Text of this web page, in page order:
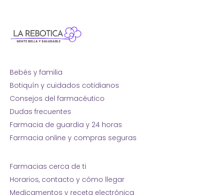
Bebés y familia
Botiquín y cuidados cotidianos
Consejos del farmacéutico
Dudas frecuentes
Farmacia de guardia y 24 horas
Farmacia online y compras seguras
Farmacias cerca de ti
Horarios, contacto y cómo llegar
Medicamentos y receta electrónica